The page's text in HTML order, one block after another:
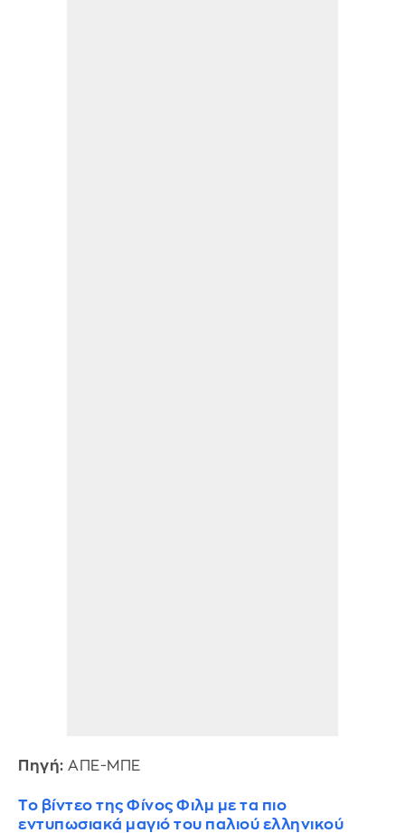
Πηγή: ΑΠΕ-ΜΠΕ
Το βίντεο της Φίνος Φιλμ με τα πιο
εντυπωσιακά μαγιό του παλιού ελληνικού